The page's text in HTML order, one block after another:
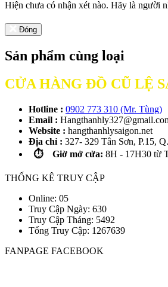
Hiện chưa có nhận xét nào. Hãy là người
Đóng
Sản phẩm cùng loại
CỬA HÀNG ĐỒ CŨ LỆ
Hotline : 0902 773 310 (Mr. Tùng)
Email :
Website : hangthanhlysaigon.net
Địa chỉ : 327- 329 Tân Sơn, P.15,
⏱️ Giờ mở cửa: 8H - 17H30 từ
THỐNG KÊ TRUY CẬP
Online: 05
Truy Cập Ngày: 630
Truy Cập Tháng: 5492
Tổng Truy Cập: 1 267639
FANPAGE FACEBOOK